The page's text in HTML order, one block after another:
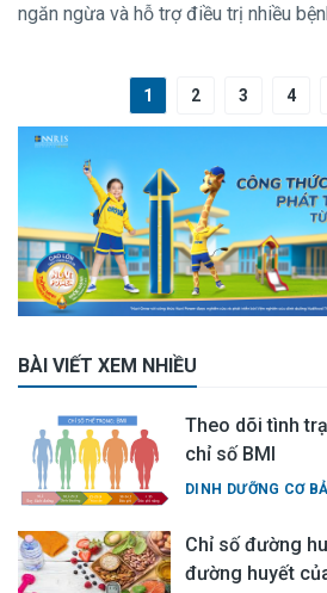
ngăn ngừa và hỗ trợ điều trị nhiều
thiểu tình trạng viêm và bảo vệ sức
Nghiên cứu Dinh dưỡng TP.HCM tìm
chống viêm, từ đó giúp bạn hiểu rõ
cách ngăn ngừa nhé!
1 2 3 4
BÀI VIẾT XEM NHIỀU
Theo dõi tình
chỉ số BMI
DINH DƯỠNG CƠ
Chỉ số đường
đường huyết